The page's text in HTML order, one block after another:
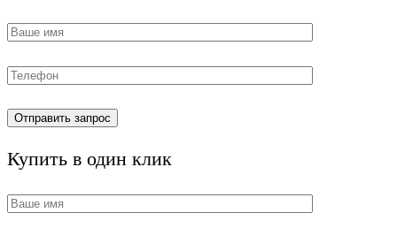
Купить в один клик